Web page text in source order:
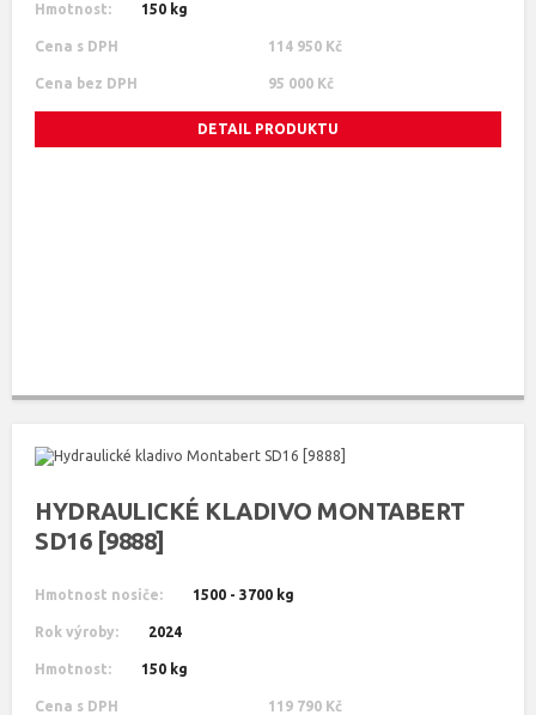
Hmotnost: 150 kg
Cena s DPH 114 950 Kč
Cena bez DPH 95 000 Kč
DETAIL PRODUKTU
HYDRAULICKÉ KLADIVO MONTABERT
SD16 [9888]
Hmotnost nosiče: 1500 - 3700 kg
Rok výroby: 2024
Hmotnost: 150 kg
Cena s DPH 119 790 Kč